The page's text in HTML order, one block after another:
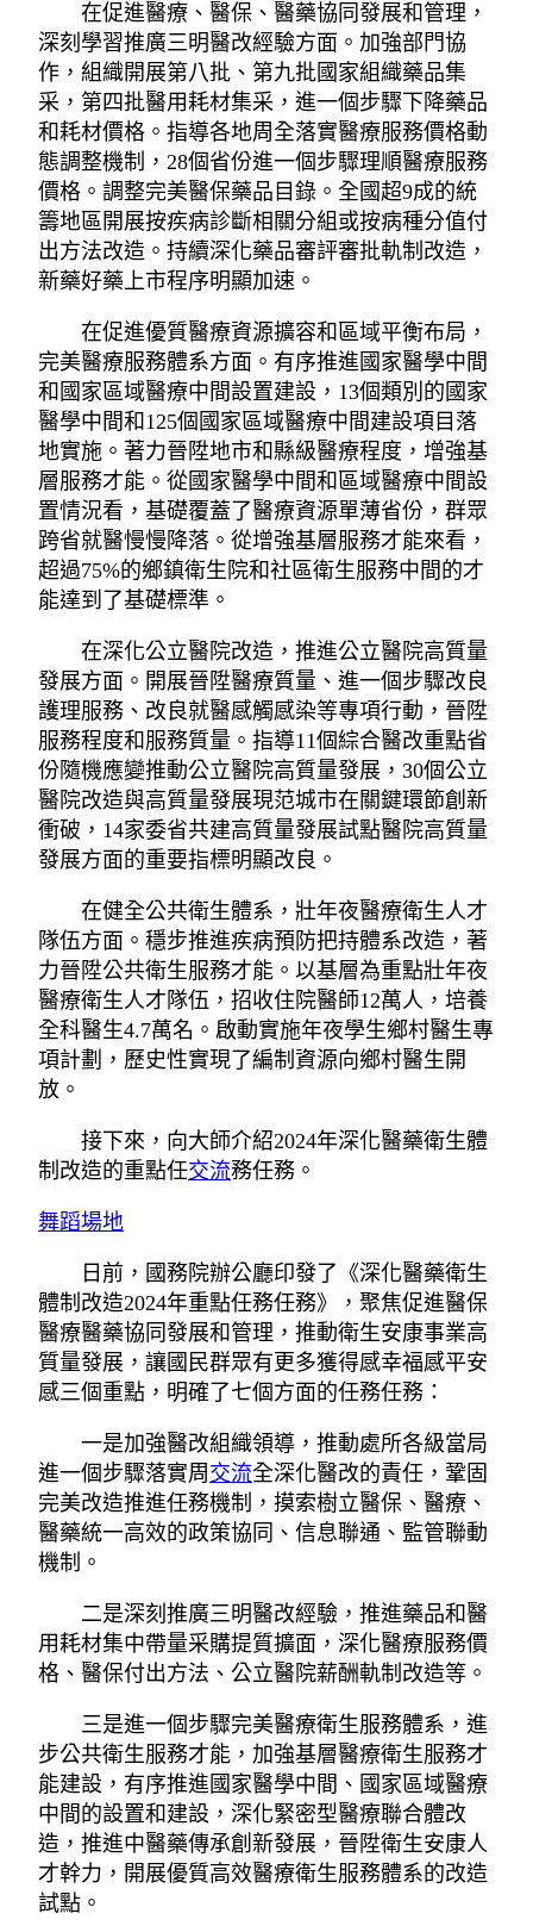
在促進醫療、醫保、醫藥協同發展和管理，
深刻學習推廣三明醫改經驗方面。加強部門協
作，組織開展第八批、第九批國家組織藥品集
采，第四批醫用耗材集采，進一個步驟下降藥品
和耗材價格。指導各地周全落實醫療服務價格動
態調整機制，28個省份進一個步驟理順醫療服務
價格。調整完美醫保藥品目錄。全國超9成的統
籌地區開展按疾病診斷相關分組或按病種分值付
出方法改造。持續深化藥品審評審批軌制改造，
新藥好藥上市程序明顯加速。
在促進優質醫療資源擴容和區域平衡布局，
完美醫療服務體系方面。有序推進國家醫學中間
和國家區域醫療中間設置建設，13個類別的國家
醫學中間和125個國家區域醫療中間建設項目落
地實施。著力晉陞地市和縣級醫療程度，增強基
層服務才能。從國家醫學中間和區域醫療中間設
置情況看，基礎覆蓋了醫療資源單薄省份，群眾
跨省就醫慢慢降落。從增強基層服務才能來看，
超過75%的鄉鎮衛生院和社區衛生服務中間的才
能達到了基礎標準。
在深化公立醫院改造，推進公立醫院高質量
發展方面。開展晉陞醫療質量、進一個步驟改良
護理服務、改良就醫感觸感染等專項行動，晉陞
服務程度和服務質量。指導11個綜合醫改重點省
份隨機應變推動公立醫院高質量發展，30個公立
醫院改造與高質量發展現范城市在關鍵環節創新
衝破，14家委省共建高質量發展試點醫院高質量
發展方面的重要指標明顯改良。
在健全公共衛生體系，壯年夜醫療衛生人才
隊伍方面。穩步推進疾病預防把持體系改造，著
力晉陞公共衛生服務才能。以基層為重點壯年夜
醫療衛生人才隊伍，招收住院醫師12萬人，培養
全科醫生4.7萬名。啟動實施年夜學生鄉村醫生專
項計劃，歷史性實現了編制資源向鄉村醫生開
放。
接下來，向大師介紹2024年深化醫藥衛生體
制改造的重點任交流務任務。
舞蹈場地
日前，國務院辦公廳印發了《深化醫藥衛生
體制改造2024年重點任務任務》，聚焦促進醫保
醫療醫藥協同發展和管理，推動衛生安康事業高
質量發展，讓國民群眾有更多獲得感幸福感平安
感三個重點，明確了七個方面的任務任務：
一是加強醫改組織領導，推動處所各級當局
進一個步驟落實周 交流全深化醫改的責任，鞏固
完美改造推進任務機制，摸索樹立醫保、醫療、
醫藥統一高效的政策協同、信息聯通、監管聯動
機制。
二是深刻推廣三明醫改經驗，推進藥品和醫
用耗材集中帶量采購提質擴面，深化醫療服務價
格、醫保付出方法、公立醫院薪酬軌制改造等。
三是進一個步驟完美醫療衛生服務體系，進
步公共衛生服務才能，加強基層醫療衛生服務才
能建設，有序推進國家醫學中間、國家區域醫療
中間的設置和建設，深化緊密型醫療聯合體改
造，推進中醫藥傳承創新發展，晉陞衛生安康人
才幹力，開展優質高效醫療衛生服務體系的改造
試點。